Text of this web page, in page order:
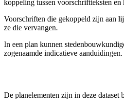
koppeling tussen voorschriftteksten
Voorschriften die gekoppeld zijn aan
ze die vervangen.
In een plan kunnen
zogenaamde indicatieve
De planelementen zijn in deze dataset